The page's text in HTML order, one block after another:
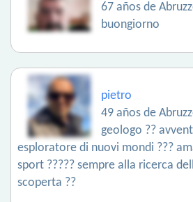
67 años de
buongiorno
pietro
49 años de
geologo ??
esploratore di nuovi mondi ???
sport ????? sempre alla ricerca
scoperta ??